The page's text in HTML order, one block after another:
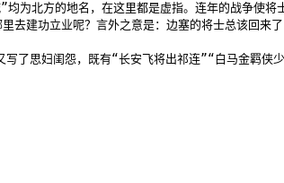
北方的地名，在这里都是虚指。连年的战争
去建功立业呢？言外之意是：边塞的将士总该回来
思妇闺怨，既有“长安飞将出祁连”“白马金羁